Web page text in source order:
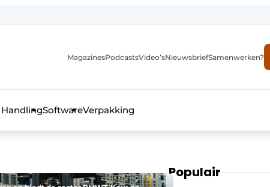
MagazinesPodcastsVideo’sNieuwsbriefSamenwerken?
SoftwareVerpakking
Populair